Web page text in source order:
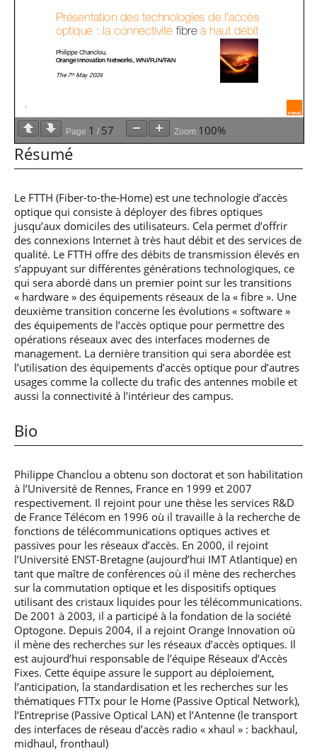
Paris
Numérique
responsable : nos
élèves impliqués
Parcours Numérique
Responsable
Enquête 1er emploi
Corps des Mines
Parcours Talents : un
Double Diplôme
donnant accès aux
Corps techniques de
alternance
(admissions closes)
Expert
réseaux et des
Intelligence
Artificielle – Expert
Data & MLops
Artificielle
multimodale et
autonome
situation de
handicap, comment
faire ?
Vous êtes admis,
préparez votre
Financement
Entreprises &
Spécialisé
Brochures &
contacts
Événements des
formations de
Mastère Spécialisé
• Journaliste
• Diplômé
• Créateur d’entreprise
Page 1 / 57 Zoom 100%
Résumé
Le FTTH (Fiber-to-the-Home) est une technologie d’accès
optique qui consiste à déployer des fibres optiques
jusqu’aux domiciles des utilisateurs. Cela permet d’offrir
des connexions Internet à très haut débit et des services de
qualité. Le FTTH offre des débits de transmission élevés en
s’appuyant sur différentes générations technologiques, ce
qui sera abordé dans un premier point sur les transitions
« hardware » des équipements réseaux de la « fibre ». Une
deuxième transition concerne les évolutions « software »
des équipements de l’accès optique pour permettre des
opérations réseaux avec des interfaces modernes de
management. La dernière transition qui sera abordée est
l’utilisation des équipements d’accès optique pour d’autres
usages comme la collecte du trafic des antennes mobile et
aussi la connectivité à l’intérieur des campus.
Bio
Philippe Chanclou a obtenu son doctorat et son habilitation
à l’Université de Rennes, France en 1999 et 2007
respectivement. Il rejoint pour une thèse les services R&D
de France Télécom en 1996 où il travaille à la recherche de
fonctions de télécommunications optiques actives et
passives pour les réseaux d’accès. En 2000, il rejoint
l’Université ENST-Bretagne (aujourd’hui IMT Atlantique) en
tant que maître de conférences où il mène des recherches
sur la commutation optique et les dispositifs optiques
utilisant des cristaux liquides pour les télécommunications.
De 2001 à 2003, il a participé à la fondation de la société
Optogone. Depuis 2004, il a rejoint Orange Innovation où
il mène des recherches sur les réseaux d’accès optiques. Il
est aujourd’hui responsable de l’équipe Réseaux d’Accès
Fixes. Cette équipe assure le support au déploiement,
l’anticipation, la standardisation et les recherches sur les
thématiques FTTx pour le Home (Passive Optical Network),
l’Entreprise (Passive Optical LAN) et l’Antenne (le transport
des interfaces de réseau d’accès radio « xhaul » : backhaul,
midhaul, fronthaul)